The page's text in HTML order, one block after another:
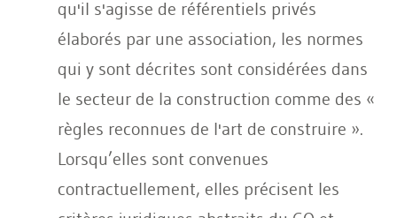
qu'il s'agisse de référentiels privés
élaborés par une association, les normes
qui y sont décrites sont considérées dans
le secteur de la construction comme des «
règles reconnues de l'art de construire ».
Lorsqu’elles sont convenues
contractuellement, elles précisent les